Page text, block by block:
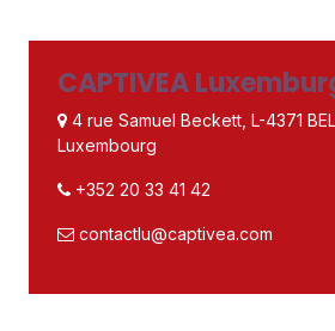
CAPTIVEA
4 rue Samuel Beckett, L-4371
Luxembourg
+352 20 33 41 42
contactlu@captivea.com